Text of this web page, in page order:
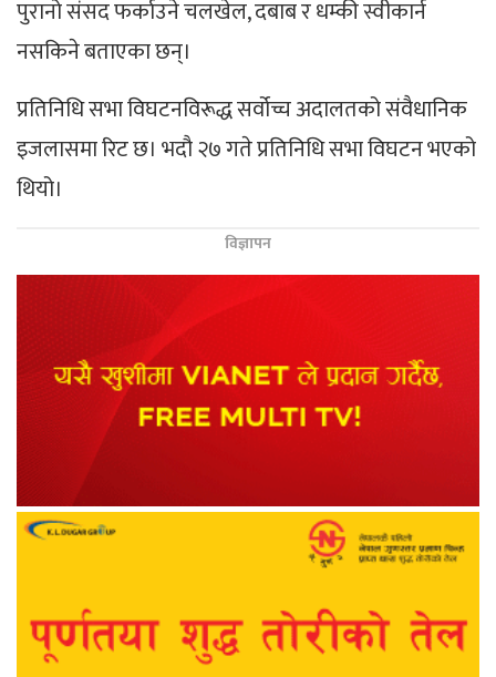
पुरानो संसद फर्काउने चलखेल, दबाब र धम्की स्वीकार्न
नसकिने बताएका छन्।
प्रतिनिधि सभा विघटनविरूद्ध सर्वोच्च अदालतको संवैधानिक
इजलासमा रिट छ। भदौ २७ गते प्रतिनिधि सभा विघटन भएको
थियो।
विज्ञापन